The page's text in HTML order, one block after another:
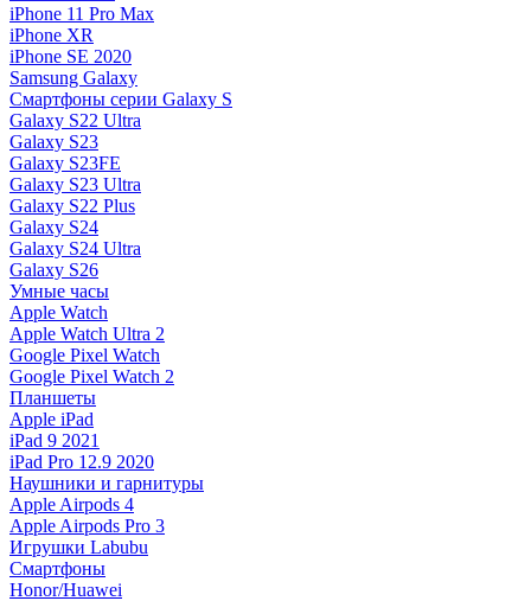
iPhone 11 Pro Max
iPhone XR
iPhone SE 2020
Samsung Galaxy
Смартфоны серии Galaxy S
Galaxy S22 Ultra
Galaxy S23
Galaxy S23FE
Galaxy S23 Ultra
Galaxy S22 Plus
Galaxy S24
Galaxy S24 Ultra
Galaxy S26
Умные часы
Apple Watch
Apple Watch Ultra 2
Google Pixel Watch
Google Pixel Watch 2
Планшеты
Apple iPad
iPad 9 2021
iPad Pro 12.9 2020
Наушники и гарнитуры
Apple Airpods 4
Apple Airpods Pro 3
Игрушки Labubu
Смартфоны
Honor/Huawei